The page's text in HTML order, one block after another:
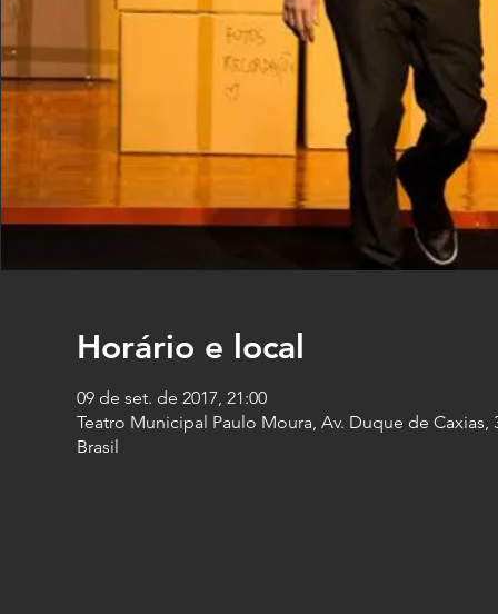
Horário e local
09 de set. de 2017, 21:00
Teatro Municipal Paulo Moura, Av. Duque de Caxias,
Brasil